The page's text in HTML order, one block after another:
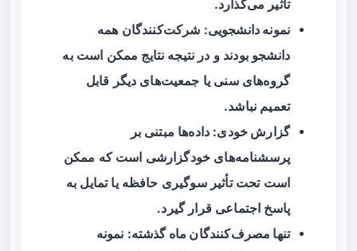
تأثیر می‌گذارد.
نمونه دانشجویی: شرکت‌کنندگان همه
دانشجو بودند و در نتیجه نتایج ممکن است به
گروه‌های سنی یا جمعیت‌های دیگر قابل
تعمیم نباشد.
گزارش خودی: داده‌ها مبتنی بر
پرسشنامه‌های خودگزارشی است که ممکن
است تحت تأثیر سوگیری حافظه یا تمایل به
پاسخ اجتماعی قرار گیرد.
تنها مصرف‌کنندگان ماه گذشته: نمونه